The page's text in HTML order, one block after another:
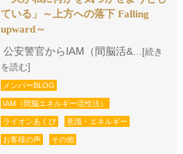
ている」～上方への落下 Falling
upward～
公安警官からIAM（間脳活&…[続き
を読む]
メンバーBLOG
IAM（間脳エネルギー活性法）
ライオンあくび 意識・エネルギー
お客様の声 その他